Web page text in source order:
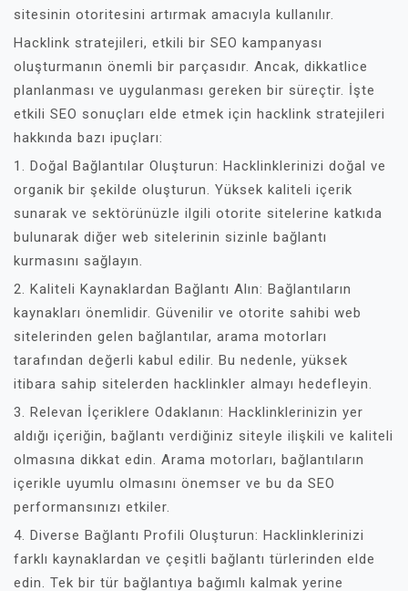
sitesinin otoritesini artırmak amacıyla kullanılır.
Hacklink stratejileri, etkili bir SEO kampanyası
oluşturmanın önemli bir parçasıdır. Ancak, dikkatlice
planlanması ve uygulanması gereken bir süreçtir. İşte
etkili SEO sonuçları elde etmek için hacklink stratejileri
hakkında bazı ipuçları:
1. Doğal Bağlantılar Oluşturun: Hacklinklerinizi doğal ve
organik bir şekilde oluşturun. Yüksek kaliteli içerik
sunarak ve sektörünüzle ilgili otorite sitelerine katkıda
bulunarak diğer web sitelerinin sizinle bağlantı
kurmasını sağlayın.
2. Kaliteli Kaynaklardan Bağlantı Alın: Bağlantıların
kaynakları önemlidir. Güvenilir ve otorite sahibi web
sitelerinden gelen bağlantılar, arama motorları
tarafından değerli kabul edilir. Bu nedenle, yüksek
itibara sahip sitelerden hacklinkler almayı hedefleyin.
3. Relevan İçeriklere Odaklanın: Hacklinklerinizin yer
aldığı içeriğin, bağlantı verdiğiniz siteyle ilişkili ve kaliteli
olmasına dikkat edin. Arama motorları, bağlantıların
içerikle uyumlu olmasını önemser ve bu da SEO
performansınızı etkiler.
4. Diverse Bağlantı Profili Oluşturun: Hacklinklerinizi
farklı kaynaklardan ve çeşitli bağlantı türlerinden elde
edin. Tek bir tür bağlantıya bağımlı kalmak yerine